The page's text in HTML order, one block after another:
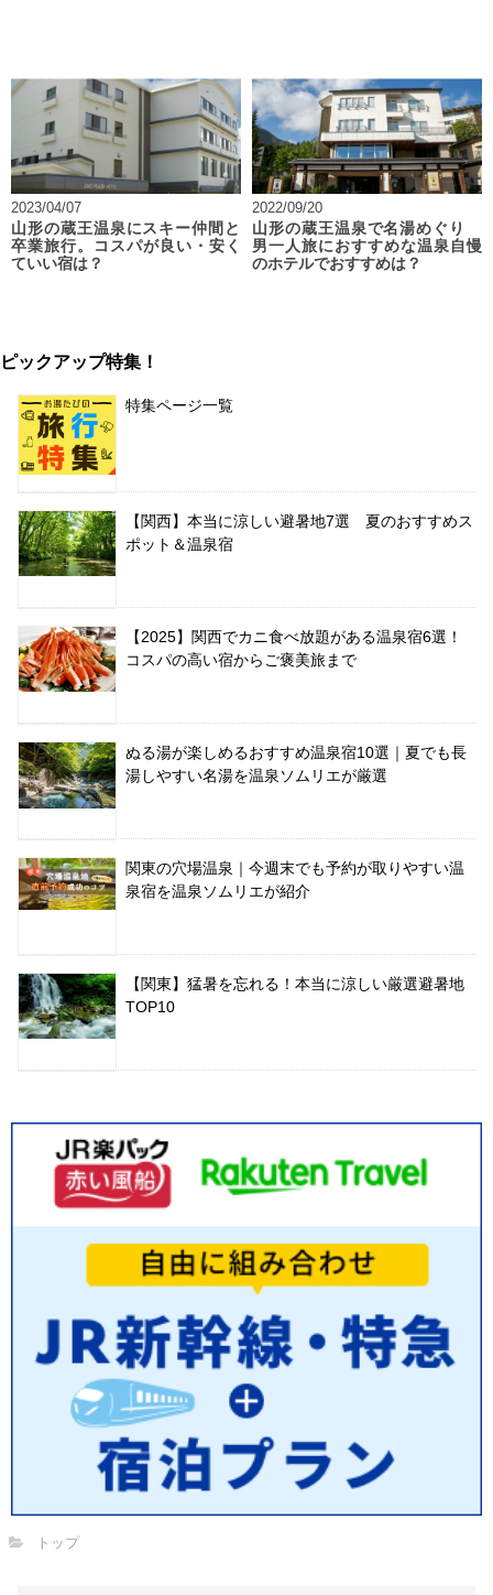
2023/04/07
山形の蔵王温泉にスキー仲間と
卒業旅行。コスパが良い・安く
ていい宿は？
2022/09/20
山形の蔵王温泉で名湯めぐり
男一人旅におすすめな温泉自慢
のホテルでおすすめは？
ピックアップ特集！
特集ページ一覧
【関西】本当に涼しい避暑地7選 夏のおすすめス
ポット＆温泉宿
【2025】関西でカニ食べ放題がある温泉宿6選！
コスパの高い宿からご褒美旅まで
ぬる湯が楽しめるおすすめ温泉宿10選｜夏でも長
湯しやすい名湯を温泉ソムリエが厳選
関東の穴場温泉｜今週末でも予約が取りやすい温
泉宿を温泉ソムリエが紹介
【関東】猛暑を忘れる！本当に涼しい厳選避暑地
TOP10
トップ